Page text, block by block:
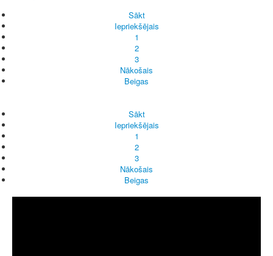
Sākt
Iepriekšējais
1
2
3
Nākošais
Beigas
Sākt
Iepriekšējais
1
2
3
Nākošais
Beigas